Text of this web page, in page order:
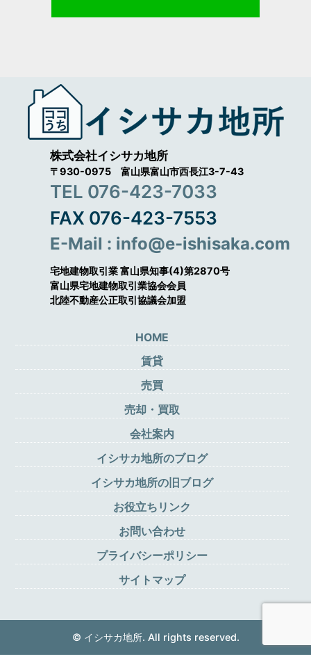
株式会社イシサカ地所
〒930-0975 富山県富山市西長江3-7-43
TEL 076-423-7033
FAX 076-423-7553
E-Mail : info@e-ishisaka.com
宅地建物取引業 富山県知事(4)第2870号
富山県宅地建物取引業協会会員
北陸不動産公正取引協議会加盟
HOME
賃貸
売買
売却・買取
会社案内
イシサカ地所のブログ
イシサカ地所の旧ブログ
お役立ちリンク
お問い合わせ
プライバシーポリシー
サイトマップ
© イシサカ地所. All rights reserved.